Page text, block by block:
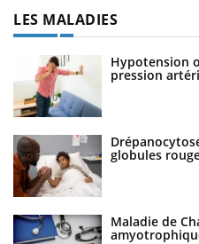
LES MALADIES
Hypotension
pression
globules
Maladie de